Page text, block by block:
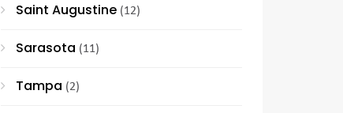
Saint Augustine (12)
Sarasota (11)
Tampa (2)